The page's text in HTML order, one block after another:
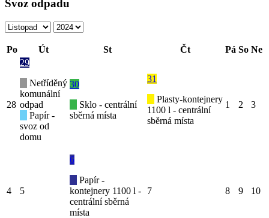
Svoz odpadu
Po Út St Čt Pá So Ne
28
29
Netříděný
komunální
odpad
Papír -
svoz od
domu
30
Sklo - centrální
sběrná místa
31
Plasty-kontejnery
1100 l - centrální
sběrná místa
1 2 3
4 5
6
Papír -
kontejnery 1100 l -
centrální sběrná
místa
7 8 9 10